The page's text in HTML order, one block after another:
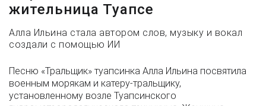
жительница Туапсе
Алла Ильина стала автором слов, музыку и вокал
создали с помощью ИИ
Песню «Тральщик» туапсинка Алла Ильина посвятила
военным морякам и катеру-тральщику,
установленному возле Туапсинского